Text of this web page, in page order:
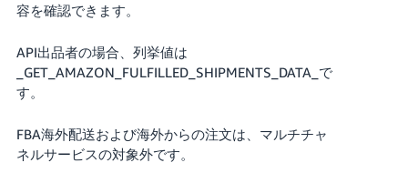
容を確認できます。
API出品者の場合、列挙値は
_GET_AMAZON_FULFILLED_SHIPMENTS_DATA_で
す。
FBA海外配送および海外からの注文は、マルチチャ
ネルサービスの対象外です。